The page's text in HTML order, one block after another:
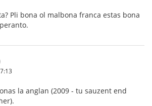
Pli bona ol malbona franca estas bona
la anglan (2009 - tu sauzent end